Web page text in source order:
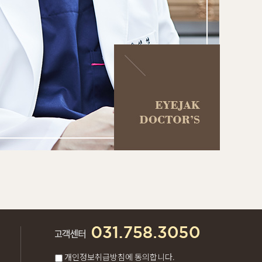
개인정보취급방침에 동의합니다.